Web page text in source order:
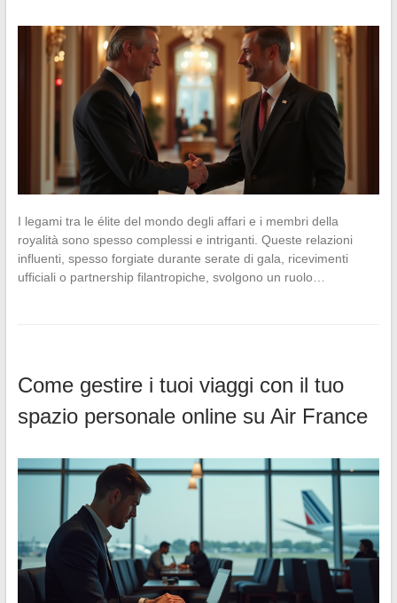
I legami tra le élite del mondo degli affari e i membri della
royalità sono spesso complessi e intriganti. Queste relazioni
influenti, spesso forgiate durante serate di gala, ricevimenti
ufficiali o partnership filantropiche, svolgono un ruolo…
Come gestire i tuoi viaggi con il tuo
spazio personale online su Air France